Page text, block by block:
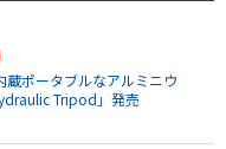
蔵ポータブルなアルミニウ
Tripod」発売